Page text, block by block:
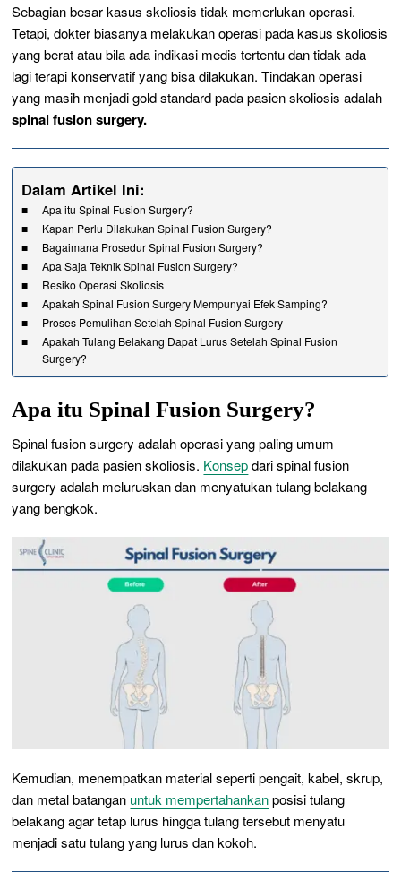
Sebagian besar kasus skoliosis tidak memerlukan operasi.
Tetapi, dokter biasanya melakukan operasi pada kasus skoliosis
yang berat atau bila ada indikasi medis tertentu dan tidak ada
lagi terapi konservatif yang bisa dilakukan. Tindakan operasi
yang masih menjadigold standardpada pasien skoliosis adalah
spinal fusion surgery.
Dalam Artikel Ini:
Apa itu Spinal Fusion Surgery?
Kapan Perlu Dilakukan Spinal Fusion Surgery?
Bagaimana Prosedur Spinal Fusion Surgery?
Apa Saja Teknik Spinal Fusion Surgery?
Resiko Operasi Skoliosis
Apakah Spinal Fusion Surgery Mempunyai Efek Samping?
Proses Pemulihan Setelah Spinal Fusion Surgery
Apakah Tulang Belakang Dapat Lurus Setelah Spinal Fusion
Surgery?
Apa itu Spinal Fusion Surgery?
Spinal fusion surgeryadalah operasi yang paling umum
dilakukan pada pasien skoliosis. Konsepdari spinal fusion
surgery adalah meluruskan dan menyatukan tulang belakang
yang bengkok.
Kemudian, menempatkan material seperti pengait, kabel, skrup,
dan metal batangan untuk mempertahankanposisi tulang
belakang agar tetap lurus hingga tulang tersebut menyatu
menjadi satu tulang yang lurus dan kokoh.